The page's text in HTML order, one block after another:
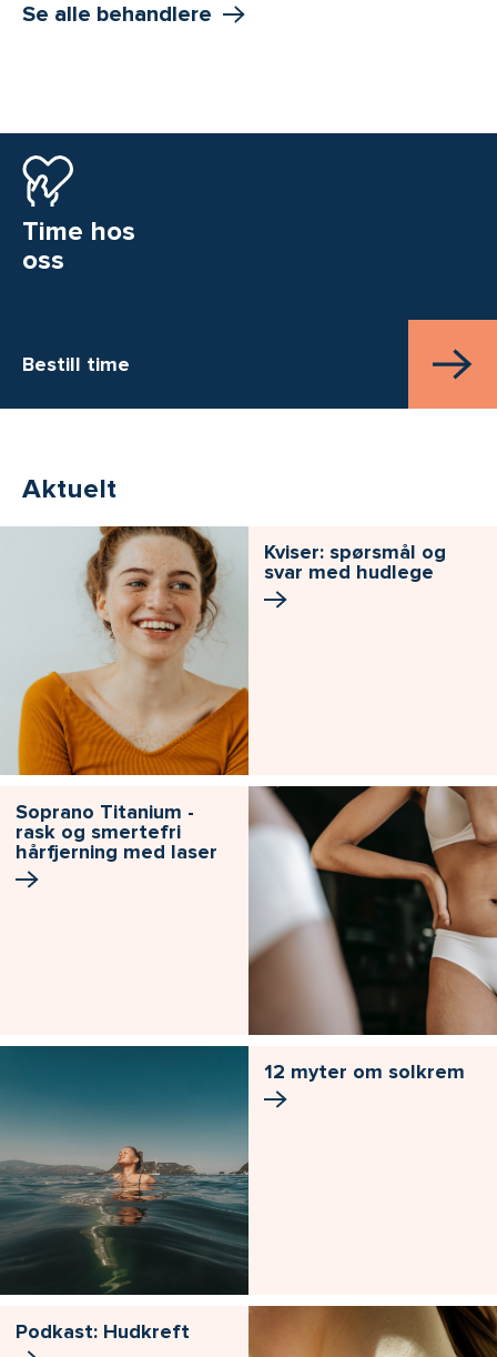
Se alle behandlere
Time hos
oss
Bestill time
Aktuelt
Kviser: spørsmål og
svar med hudlege
Soprano Titanium -
rask og smertefri
hårfjerning med laser
12 myter om solkrem
Podkast: Hudkreft